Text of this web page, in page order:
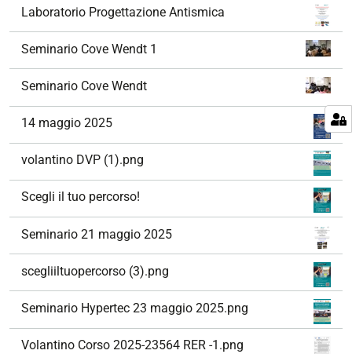
Laboratorio Progettazione Antismica
Seminario Cove Wendt 1
Seminario Cove Wendt
14 maggio 2025
volantino DVP (1).png
Scegli il tuo percorso!
Seminario 21 maggio 2025
scegliiltuopercorso (3).png
Seminario Hypertec 23 maggio 2025.png
Volantino Corso 2025-23564 RER -1.png